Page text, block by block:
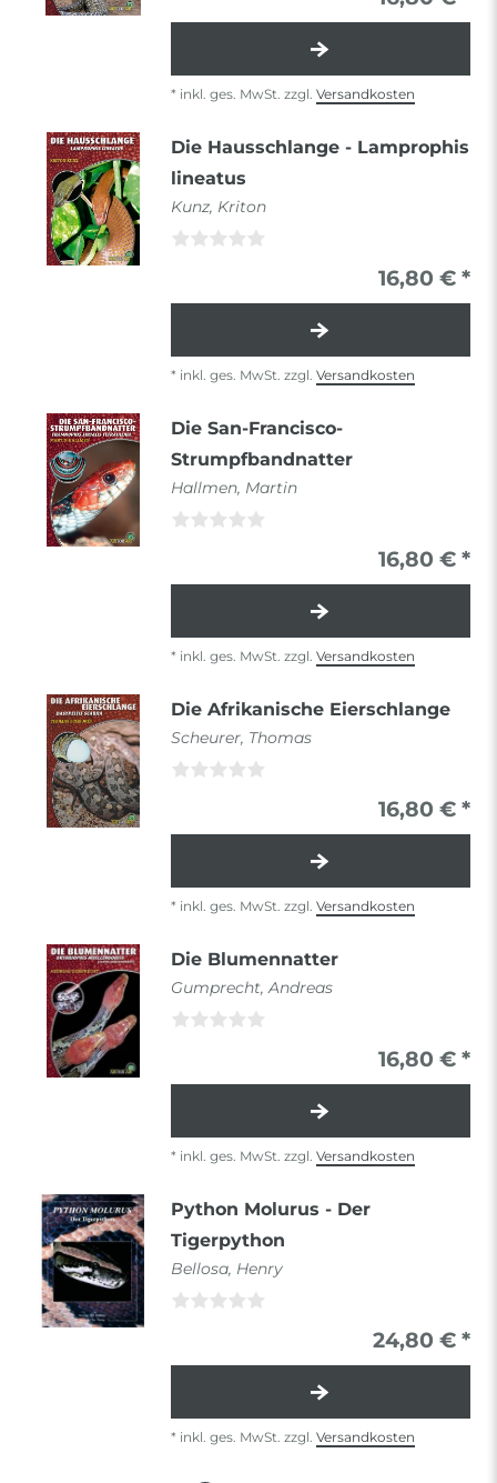
* inkl. ges. MwSt. zzgl. Versandkosten
Die Hausschlange - Lamprophis
lineatus
Kunz, Kriton
16,80 € *
* inkl. ges. MwSt. zzgl. Versandkosten
Die San-Francisco-
Strumpfbandnatter
Hallmen, Martin
16,80 € *
* inkl. ges. MwSt. zzgl. Versandkosten
Die Afrikanische Eierschlange
Scheurer, Thomas
16,80 € *
* inkl. ges. MwSt. zzgl. Versandkosten
Die Blumennatter
Gumprecht, Andreas
16,80 € *
* inkl. ges. MwSt. zzgl. Versandkosten
Python Molurus - Der
Tigerpython
Bellosa, Henry
24,80 € *
* inkl. ges. MwSt. zzgl. Versandkosten